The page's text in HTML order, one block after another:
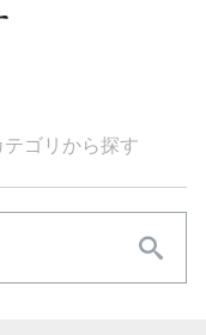
テゴリから探す